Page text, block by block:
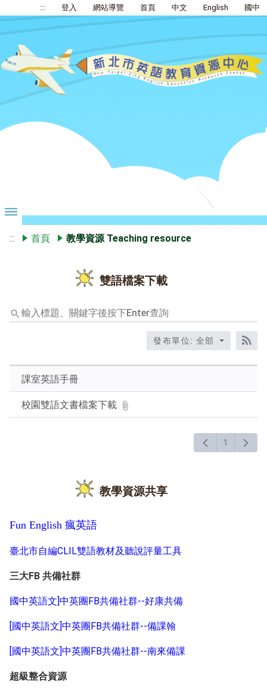
::: 登入 網站導覽 首頁 中文 English 國中
::: 首頁 教學資源 Teaching resource
雙語檔案下載
輸
入
下
發布單位: 全部
課室英語手冊
校園雙語文書檔案下載
1
教學資源共享
Fun English 瘋英語
臺北市自編CLIL雙語教材及聽說評量工具
三大FB 共備社群
國中英語文]中英團FB共備社群--好康共備
[國中英語文]中英團FB共備社群--備課翰
[國中英語文]中英團FB共備社群--南來備課
超級整合資源